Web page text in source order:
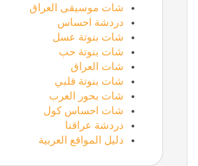
شات موسيقى العراق
دردشة احساس
شات بنوتة عسل
شات بنوتة حب
شات العراق
شات بنوتة قلبي
شات بحور العرب
شات احساس كول
دردشة عراقنا
دليل المواقع العربية